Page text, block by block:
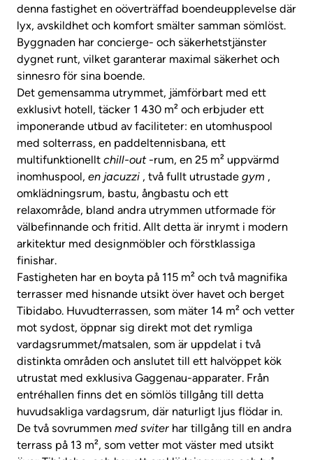
denna fastighet en oöverträffad boendeupplevelse där
lyx, avskildhet och komfort smälter samman sömlöst.
Byggnaden har concierge- och säkerhetstjänster
dygnet runt, vilket garanterar maximal säkerhet och
sinnesro för sina boende.
Det gemensamma utrymmet, jämförbart med ett
exklusivt hotell, täcker 1 430 m² och erbjuder ett
imponerande utbud av faciliteter: en utomhuspool
med solterrass, en paddeltennisbana, ett
multifunktionellt chill-out-rum, en 25 m² uppvärmd
inomhuspool, en jacuzzi , två fullt utrustade gym ,
omklädningsrum, bastu, ångbastu och ett
relaxområde, bland andra utrymmen utformade för
välbefinnande och fritid. Allt detta är inrymt i modern
arkitektur med designmöbler och förstklassiga
finishar.
Fastigheten har en boyta på 115 m² och två magnifika
terrasser med hisnande utsikt över havet och berget
Tibidabo. Huvudterrassen, som mäter 14 m² och vetter
mot sydost, öppnar sig direkt mot det rymliga
vardagsrummet/matsalen, som är uppdelat i två
distinkta områden och anslutet till ett halvöppet kök
utrustat med exklusiva Gaggenau-apparater. Från
entréhallen finns det en sömlös tillgång till detta
huvudsakliga vardagsrum, där naturligt ljus flödar in.
De två sovrummen med sviter har tillgång till en andra
terrass på 13 m², som vetter mot väster med utsikt